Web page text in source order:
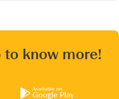
know more!
Available on
Google Play